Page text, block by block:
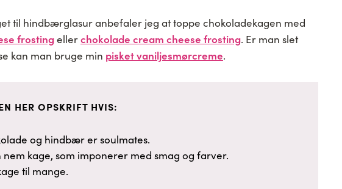
til hindbærglasur anbefaler jeg at toppe chokoladekagen med
frostingellerchokolade cream cheese frosting. Er man slet
kan man bruge min pisket vaniljesmørcreme.
HER OPSKRIFT HVIS:
og hindbær er soulmates.
nem kage, som imponerer med smag og farver.
til mange.